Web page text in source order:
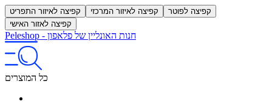
קפיצה לאיזור התפריט קפיצה לאיזור המרכזי
קפיצה לפוטר
קפיצה לאזור האישי
Peleshop - חנות האונליין של פלאפון
כל המוצרים